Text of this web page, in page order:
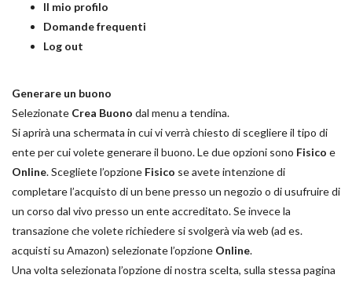
Il mio profilo
Domande frequenti
Log out
Generare un buono
Selezionate Crea Buono dal menu a tendina.
Si aprirà una schermata in cui vi verrà chiesto di scegliere il tipo di
ente per cui volete generare il buono. Le due opzioni sono Fisico e
Online. Scegliete l’opzione Fisico se avete intenzione di
completare l’acquisto di un bene presso un negozio o di usufruire di
un corso dal vivo presso un ente accreditato. Se invece la
transazione che volete richiedere si svolgerà via web (ad es.
acquisti su Amazon) selezionate l’opzione Online.
Una volta selezionata l’opzione di nostra scelta, sulla stessa pagina